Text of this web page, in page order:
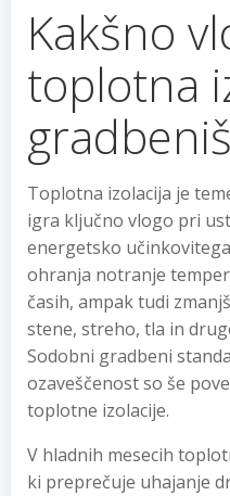
Kakšno
toplotna
Toplotna izolacija je
igra ključno vlogo pri
energetsko
ohranja notranje
časih, ampak tudi
stene, streho, tla in
Sodobni gradbeni
ozaveščenost so še
toplotne izolacije.
V hladnih mesecih
ki preprečuje uhajanje